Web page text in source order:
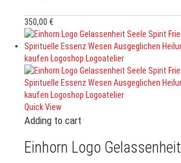
350,00 €
Quick View
Adding to cart
Einhorn Logo Gelassenheit